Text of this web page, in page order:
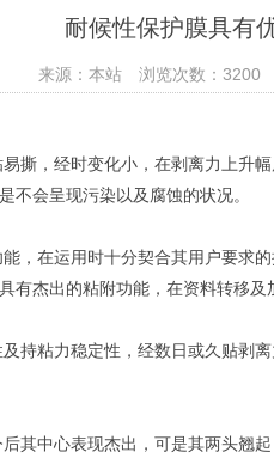
耐候性保护膜具有
来源：本站 浏览次数：3200
撕，经时变化小，在剥离力上升
不会呈现污染以及腐蚀的状况。
，在运用时十分契合其用户要求
有杰出的粘附功能，在资料转移及
持粘力稳定性，经数日或久贴剥
其中心表现杰出，可是其两头翘